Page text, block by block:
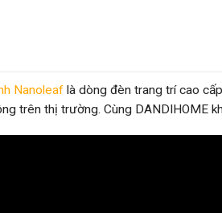
Nanoleaf là dòng đèn trang trí cao
trên thị trường. Cùng DANDIHOME